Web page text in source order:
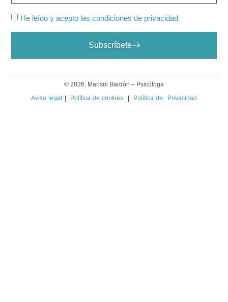
He leído y acepto las condiciones de privacidad
Subscríbete
© 2026, Marisol Bardón – Psicóloga
Aviso legal
Política de cookies Política de Privacidad